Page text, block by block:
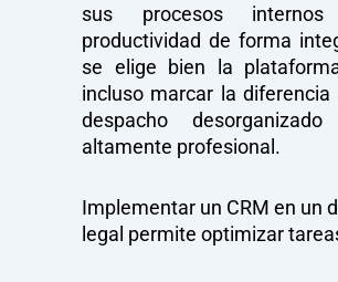
sus procesos
productividad de forma
se elige bien la
incluso marcar la diferencia
despacho
altamente profesional.
Implementar un CRM en un
legal permite optimizar